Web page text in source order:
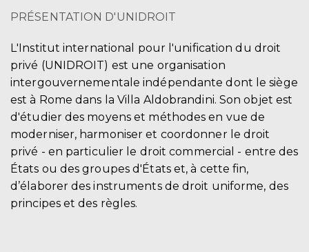
PRÉSENTATION D'UNIDROIT
L'Institut international pour l'unification du droit
privé (UNIDROIT) est une organisation
intergouvernementale indépendante dont le siège
est à Rome dans la Villa Aldobrandini. Son objet est
d'étudier des moyens et méthodes en vue de
moderniser, harmoniser et coordonner le droit
privé - en particulier le droit commercial - entre des
États ou des groupes d'États et, à cette fin,
d’élaborer des instruments de droit uniforme, des
principes et des règles.